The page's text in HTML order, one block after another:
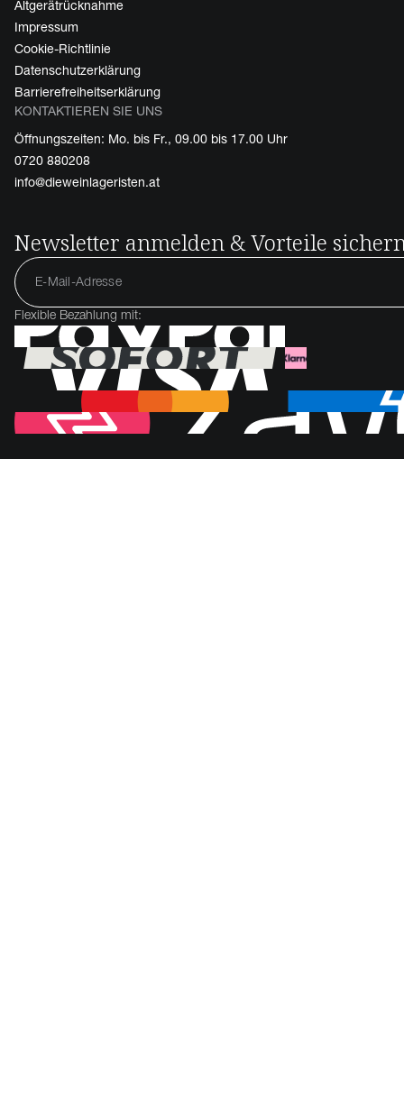
Altgerätrücknahme
Impressum
Cookie-Richtlinie
Datenschutzerklärung
Barrierefreiheitserklärung
KONTAKTIEREN SIE UNS
Öffnungszeiten: Mo. bis Fr., 09.00 bis 17.00 Uhr
0720 880208
info@dieweinlageristen.at
Newsletter anmelden & Vorteile
Flexible Bezahlung mit: